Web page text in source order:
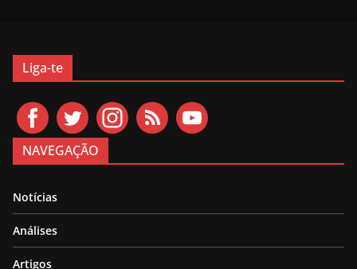
Liga-te
NAVEGAÇÃO
Notícias
Análises
Artigos